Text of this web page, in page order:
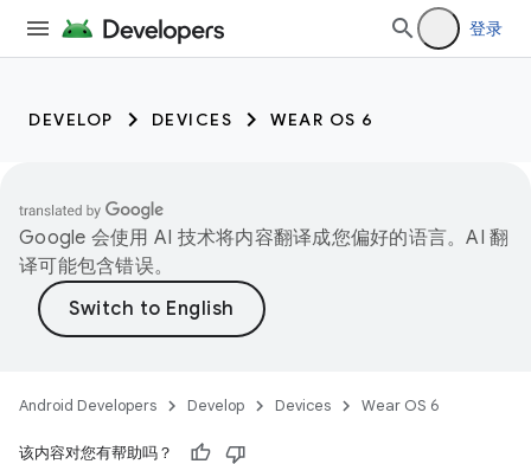
登录
DEVELOP DEVICES WEAR OS 6
Google 会使用 AI 技术将内容翻译成您偏好的语言。AI 翻
译可能包含错误。
Android Developers Develop Devices Wear OS 6
该内容对您有帮助吗？